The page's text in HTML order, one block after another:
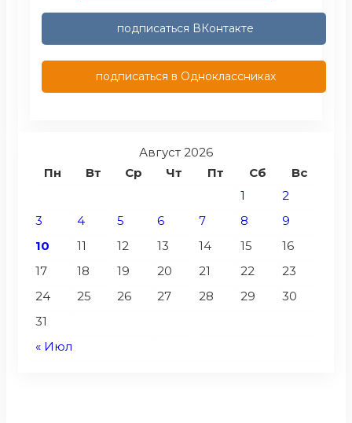
подписаться ВКонтакте
подписаться в Одноклассниках
Август 2026
Пн
Вт Ср Чт Пт Сб Вс
« Июл
1
2
3
4 5 6 7 8
9
10
11 12 13 14 15
16
17
18 19 20 21 22
23
24
25 26 27 28 29
30
31